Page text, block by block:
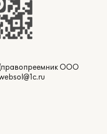
ООО